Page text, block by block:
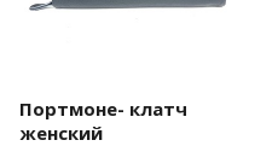
Портмоне- клатч
женский